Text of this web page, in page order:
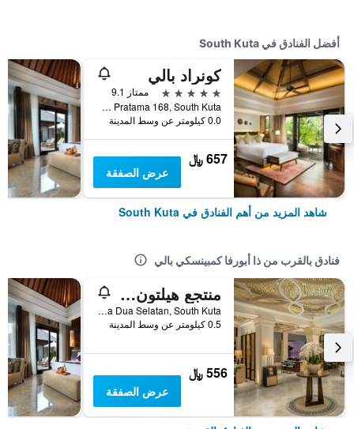
أفضل الفنادق في South Kuta
كونراد بالي
5 نجوم
ممتاز 9.1
Jalan Pratama 168, South Kuta, إندونيسيا
0.0 كيلومتر عن وسط المدينة
657 ﷼
عرض الصفقة
شاهد المزيد من أهم الفنادق في South Kuta
فنادق بالقرب من ذا أبورفا كمبينسكي بالي
منتجع هيلتون بالي
Jalan Raya Nusa Dua Selatan, South Kuta, إندونيسيا
0.5 كيلومتر عن وسط المدينة
556 ﷼
عرض الصفقة